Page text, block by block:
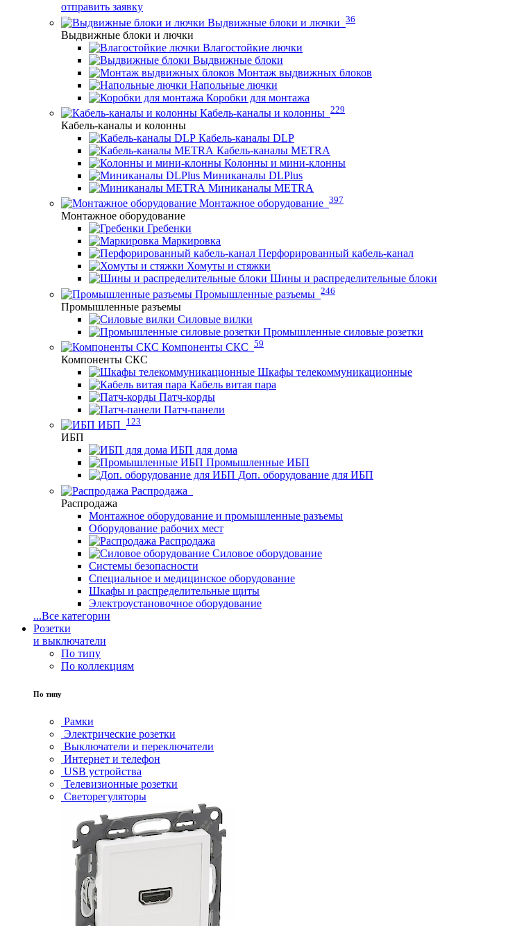
отправить заявку
Выдвижные блоки и лючки 36
Выдвижные блоки и лючки
Влагостойкие лючки
Выдвижные блоки
Монтаж выдвижных блоков
Напольные лючки
Коробки для монтажа
Кабель-каналы и колонны 229
Кабель-каналы и колонны
Кабель-каналы DLP
Кабель-каналы METRA
Колонны и мини-клонны
Миниканалы DLPlus
Миниканалы METRA
Монтажное оборудование 397
Монтажное оборудование
Гребенки
Маркировка
Перфорированный кабель-канал
Хомуты и стяжки
Шины и распределительные блоки
Промышленные разъемы 246
Промышленные разъемы
Силовые вилки
Промышленные силовые розетки
Компоненты СКС 59
Компоненты СКС
Шкафы телекоммуникационные
Кабель витая пара
Патч-корды
Патч-панели
ИБП
123
ИБП
ИБП для дома
Промышленные ИБП
Доп. оборудование для ИБП
Распродажа
Распродажа
Монтажное оборудование и промышленные разъемы
Оборудование рабочих мест
Распродажа
Силовое оборудование
Системы безопасности
Специальное и медицинское оборудование
Шкафы и распределительные щиты
Электроустановочное оборудование
...Все категории
Розетки
и выключатели
По типу
По коллекциям
По типу
Рамки
Электрические розетки
Выключатели и переключатели
Интернет и телефон
USB устройства
Телевизионные розетки
Светорегуляторы